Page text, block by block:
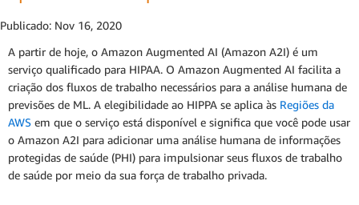
Publicado: Nov 16, 2020
A partir de hoje, o Amazon Augmented AI (Amazon A2I) é um
serviço qualificado para HIPAA. O Amazon Augmented AI facilita a
criação dos fluxos de trabalho necessários para a análise humana de
previsões de ML. A elegibilidade ao HIPPA se aplica às Regiões da
AWS em que o serviço está disponível e significa que você pode usar
o Amazon A2I para adicionar uma análise humana de informações
protegidas de saúde (PHI) para impulsionar seus fluxos de trabalho
de saúde por meio da sua força de trabalho privada.